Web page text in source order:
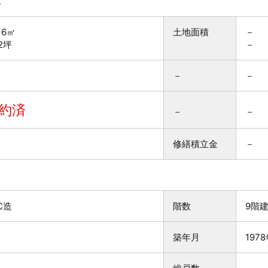
㎡
坪
土地面積
－
－
－ －
済 － －
修繕積立金 －
造 階数 9階
築年月 1978